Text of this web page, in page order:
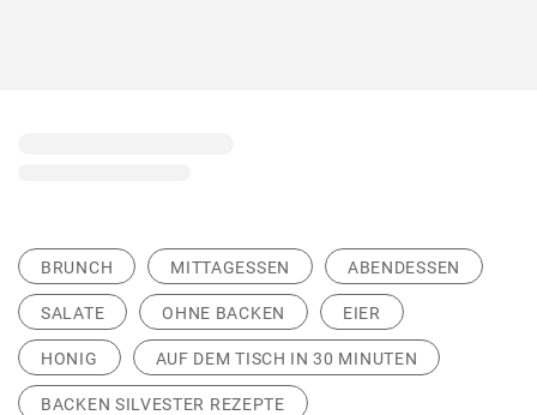
BRUNCH MITTAGESSEN ABENDESSEN
SALATE OHNE BACKEN EIER
HONIG AUF DEM TISCH IN 30 MINUTEN
BACKEN SILVESTER REZEPTE